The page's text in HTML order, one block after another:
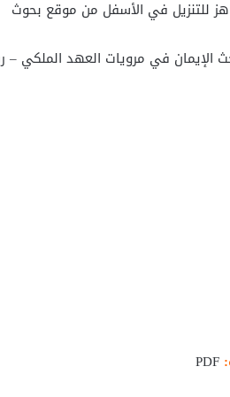
للتنزيل في الأسفل من موقع بحوث
الإيمان في مرويات العهد الملكي –